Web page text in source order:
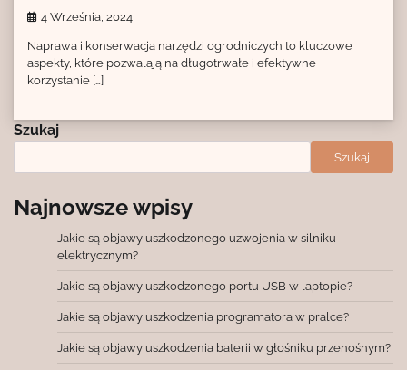
4 Września, 2024
Naprawa i konserwacja narzędzi ogrodniczych to kluczowe
aspekty, które pozwalają na długotrwałe i efektywne
korzystanie […]
Szukaj
Szukaj
Najnowsze wpisy
Jakie są objawy uszkodzonego uzwojenia w silniku
elektrycznym?
Jakie są objawy uszkodzonego portu USB w laptopie?
Jakie są objawy uszkodzenia programatora w pralce?
Jakie są objawy uszkodzenia baterii w głośniku przenośnym?